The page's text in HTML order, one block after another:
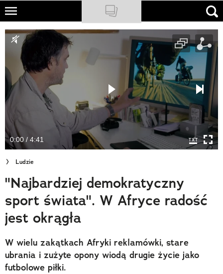
Skip
main
content
NATIONAL GEOGRAPHIC
TRAVELER
PODCASTY
Sklep
Newsletter
Cuda Polski
Wielki Konkurs Fotograficzny
Trendbook Podróżniczy
Polecane
0:00 / 4:41
Ludzie
"Najbardziej demokratyczny
sport świata". W Afryce radość
jest okrągła
W wielu zakątkach Afryki reklamówki, stare
ubrania i zużyte opony wiodą drugie życie jako
futbolowe piłki.